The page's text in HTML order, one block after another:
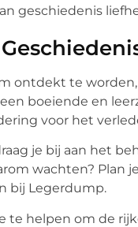
geschiedenis
ontdekt te
boeiende en
voor het
je bij aan het
wachten? Plan
bij Legerdump.
helpen om de